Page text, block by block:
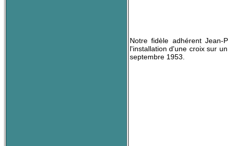
Notre fidèle adhérent Jean-
l'installation d'une croix sur
septembre 1953.